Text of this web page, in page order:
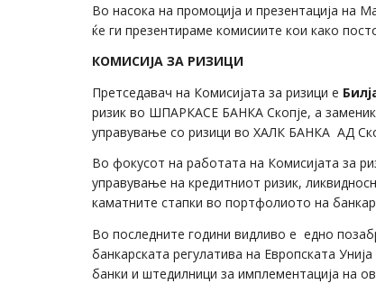
Во насока на промоција и презентација на
ќе ги презентираме комисиите кои како
КОМИСИЈА ЗА РИЗИЦИ
Претседавач на Комисијата за ризици е
ризик во ШПАРКАСЕ БАНКА Скопје, а
управување со ризици во ХАЛК БАНКА АД
Во фокусот на работата на Комисијата за
управување на кредитниот ризик,
каматните стапки во портфолиото на
Во последните години видливо е едно
банкарската регулатива на Европската
банки и штедилници за имплементација на